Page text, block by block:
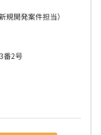
規開発案件担当）
番2号